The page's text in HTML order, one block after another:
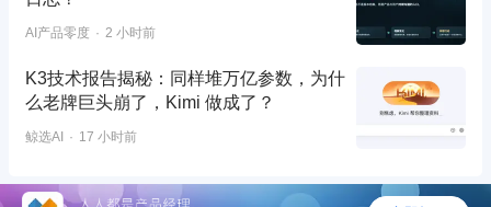
AI产品零度 2 小时前
K3技术报告揭秘：同样堆万亿参数，为什
么老牌巨头崩了，Kimi 做成了？
鲸选AI 17 小时前